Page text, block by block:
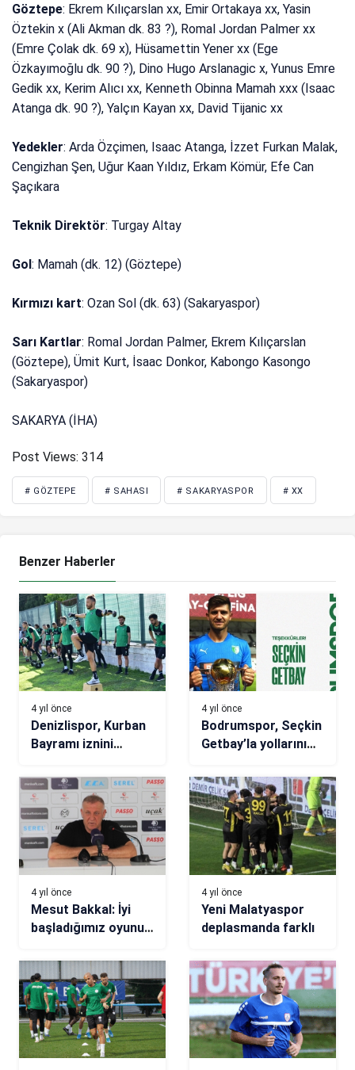
Göztepe: Ekrem Kılıçarslan xx, Emir Ortakaya xx, Yasin
Öztekin x (Ali Akman dk. 83 ?), Romal Jordan Palmer xx
(Emre Çolak dk. 69 x), Hüsamettin Yener xx (Ege
Özkayımoğlu dk. 90 ?), Dino Hugo Arslanagic x, Yunus Emre
Gedik xx, Kerim Alıcı xx, Kenneth Obinna Mamah xxx (Isaac
Atanga dk. 90 ?), Yalçın Kayan xx, David Tijanic xx
Yedekler: Arda Özçimen, Isaac Atanga, İzzet Furkan Malak,
Cengizhan Şen, Uğur Kaan Yıldız, Erkam Kömür, Efe Can
Şaçıkara
Teknik Direktör: Turgay Altay
Gol: Mamah (dk. 12) (Göztepe)
Kırmızı kart: Ozan Sol (dk. 63) (Sakaryaspor)
Sarı Kartlar: Romal Jordan Palmer, Ekrem Kılıçarslan
(Göztepe), Ümit Kurt, İsaac Donkor, Kabongo Kasongo
(Sakaryaspor)
SAKARYA (İHA)
Post Views: 314
# GÖZTEPE # SAHASI # SAKARYASPOR # XX
Benzer Haberler
4 yıl önce
Denizlispor, Kurban
Bayramı iznini
4 yıl önce
Bodrumspor, Seçkin
Getbay’la yollarını
4 yıl önce
Mesut Bakkal: İyi
başladığımız oyunu
üzdü
4 yıl önce
Yeni Malatyaspor
deplasmanda farklı